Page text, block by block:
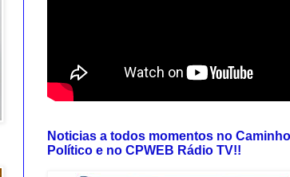
Noticias a todos momentos no Caminho
Político e no CPWEB Rádio TV!!